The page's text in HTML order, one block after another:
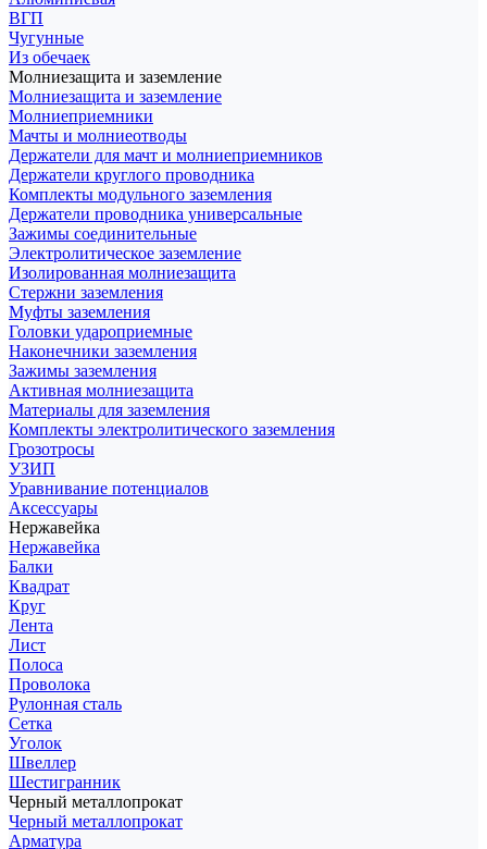
ВГП
Чугунные
Из обечаек
Молниезащита и заземление
Молниезащита и заземление
Молниеприемники
Мачты и молниеотводы
Держатели для мачт и молниеприемников
Держатели круглого проводника
Комплекты модульного заземления
Держатели проводника универсальные
Зажимы соединительные
Электролитическое заземление
Изолированная молниезащита
Стержни заземления
Муфты заземления
Головки удароприемные
Наконечники заземления
Зажимы заземления
Активная молниезащита
Материалы для заземления
Комплекты электролитического заземления
Грозотросы
УЗИП
Уравнивание потенциалов
Аксессуары
Нержавейка
Нержавейка
Балки
Квадрат
Круг
Лента
Лист
Полоса
Проволока
Рулонная сталь
Сетка
Уголок
Швеллер
Шестигранник
Черный металлопрокат
Черный металлопрокат
Арматура